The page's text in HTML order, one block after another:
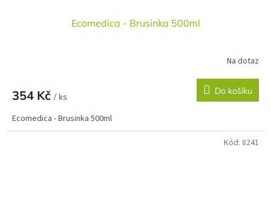
Ecomedica - Brusinka 500ml
Na dotaz
354 Kč / ks
Do košíku
Ecomedica - Brusinka 500ml
Kód: 8241